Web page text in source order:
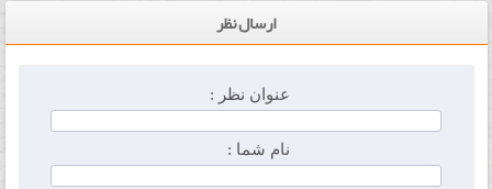
ارسال نظر
عنوان نظر :
نام شما :